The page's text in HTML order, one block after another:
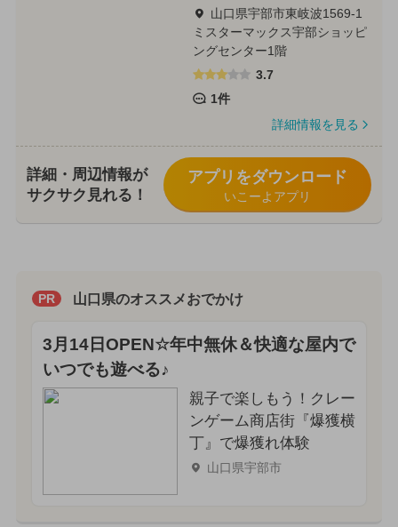
山口県宇部市東岐波1569-1
ミスターマックス宇部ショッピ
ングセンター1階
3.7
1件
詳細情報を見る
詳細・周辺情報が
サクサク見れる！
アプリをダウンロード
いこーよアプリ
PR 山口県のオススメおでかけ
3月14日OPEN☆年中無休＆快適な屋内で
いつでも遊べる♪
親子で楽しもう！クレー
ンゲーム商店街『爆獲横
丁』で爆獲れ体験
山口県宇部市